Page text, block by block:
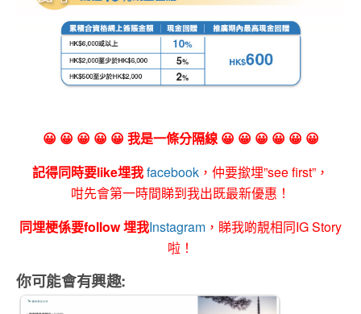
😀 😀 😀 😀 😀 我是一條分隔線 😀 😀 😀 😀 😀 😀
記得同時要like埋我facebook ，仲要撳埋”see first”，
咁先會第一時間睇到我出既最新優惠！
同埋梗係要follow 埋我Instagram ，睇我啲靚相同IG Story
啦！
你可能會有興趣: